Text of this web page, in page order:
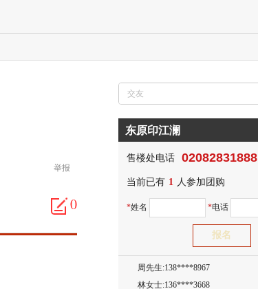
举报
0
东原印江澜
售楼处电话 02082831888
当前已有 1 人参加团购
*姓名 *电话
胡先生:150****0731
邓先生:138****8083
蒋女士:186****7681
陈先生:159****3332
章先生:159****7226
周先生:138****8967
林女士:136****3668